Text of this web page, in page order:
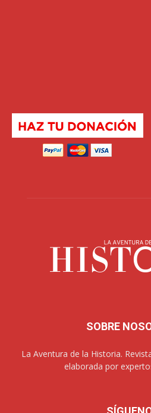
SOBRE
La Aventura de la Historia.
elaborada por